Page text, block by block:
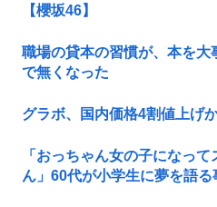
【櫻坂46】
職場の貸本の習慣が、本を
で無くなった
グラボ、国内価格4割値上げ
「おっちゃん女の子になっ
ん」60代が小学生に夢を語る